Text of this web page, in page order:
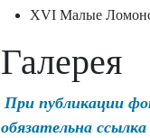
XVI Малые
Галерея
При публикации
обязательна